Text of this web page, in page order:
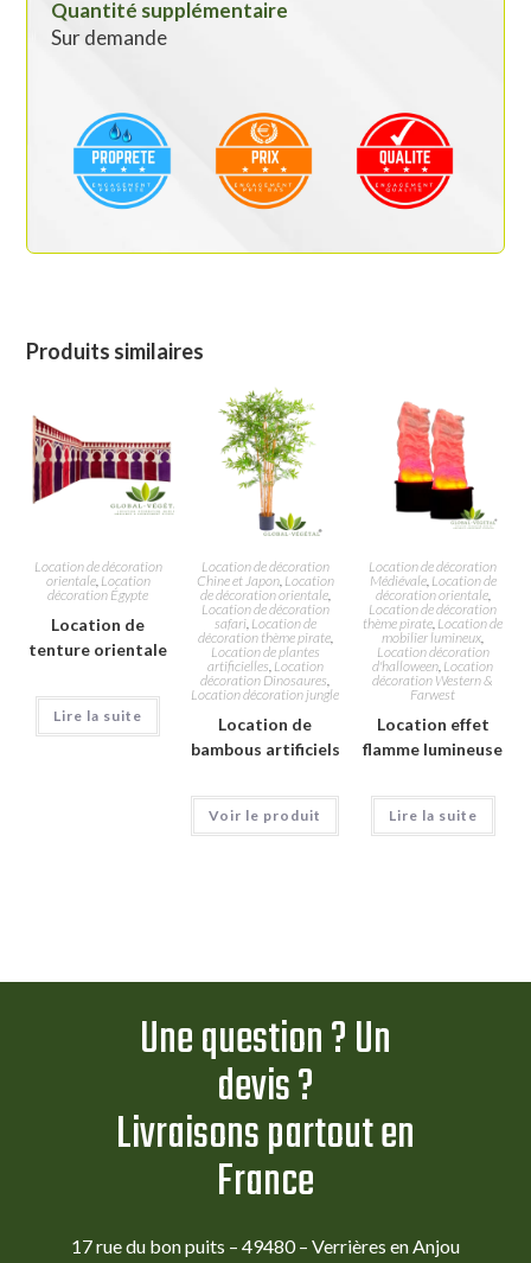
Quantité supplémentaire
Sur demande
Produits similaires
Location de décoration
orientale, Location
décoration Égypte
Location de
tenture orientale
Lire la suite
Location de décoration
Chine et Japon, Location
de décoration orientale,
Location de décoration
safari, Location de
décoration thème pirate,
Location de plantes
artificielles, Location
décoration Dinosaures,
Location décoration jungle
Location de
bambous artificiels
Voir le produit
Location de décoration
Médiévale, Location de
décoration orientale,
Location de décoration
thème pirate, Location de
mobilier lumineux,
Location décoration
d'halloween, Location
décoration Western &
Farwest
Location effet
flamme lumineuse
Lire la suite
Une question ? Un
devis ?
Livraisons partout en
France
17 rue du bon puits – 49480 – Verrières en Anjou